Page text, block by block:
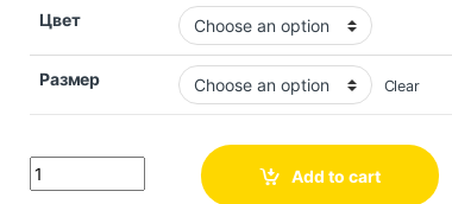
Цвет
Размер Clear
Add to cart